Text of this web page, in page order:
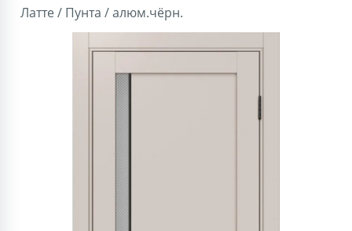
Латте / Пунта / алюм.чёрн.